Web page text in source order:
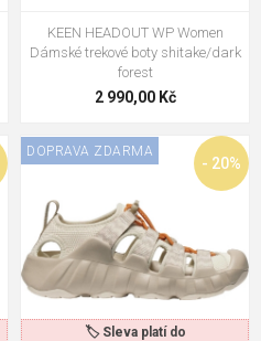
KEEN HEADOUT WP Women
Dámské trekové boty shitake/dark
forest
2 990,00 Kč
🏷️ Sleva platí do
- 20%
DOPRAVA ZDARMA